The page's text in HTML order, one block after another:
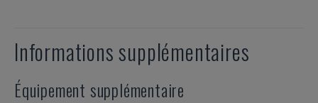
Informations supplémentaires
Équipement supplémentaire